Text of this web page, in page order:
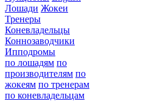
Лошади Жокеи
Тренеры
Коневладельцы
Коннозаводчики
Ипподромы
по лошадям по
производителям по
жокеям по тренерам
по коневладельцам